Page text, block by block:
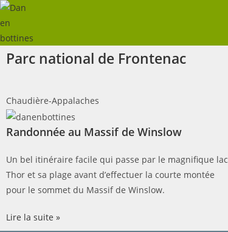
Parc national de Frontenac
Chaudière-Appalaches
Randonnée au Massif de Winslow
Un bel itinéraire facile qui passe par le magnifique lac
Thor et sa plage avant d’effectuer la courte montée
pour le sommet du Massif de Winslow.
Lire la suite »